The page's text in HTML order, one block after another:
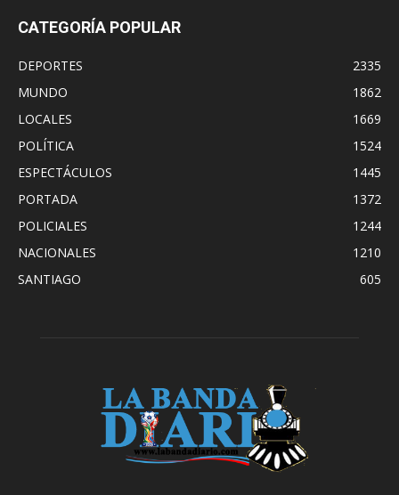
CATEGORÍA POPULAR
DEPORTES
2335
MUNDO
1862
LOCALES
1669
POLÍTICA
1524
ESPECTÁCULOS
1445
PORTADA
1372
POLICIALES
1244
NACIONALES
1210
SANTIAGO
605